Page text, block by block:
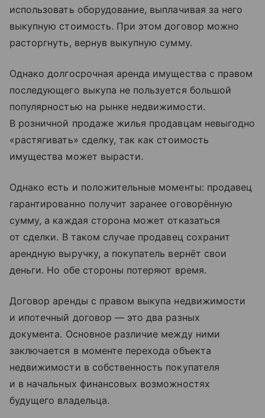
использовать оборудование, выплачивая за него
выкупную стоимость. При этом договор можно
расторгнуть, вернув выкупную сумму.
Однако долгосрочная аренда имущества с правом
последующего выкупа не пользуется большой
популярностью на рынке недвижимости.
В розничной продаже жилья продавцам невыгодно
«растягивать» сделку, так как стоимость
имущества может вырасти.
Однако есть и положительные моменты: продавец
гарантированно получит заранее оговорённую
сумму, а каждая сторона может отказаться
от сделки. В таком случае продавец сохранит
арендную выручку, а покупатель вернёт свои
деньги. Но обе стороны потеряют время.
Договор аренды с правом выкупа недвижимости
и ипотечный договор — это два разных
документа. Основное различие между ними
заключается в моменте перехода объекта
недвижимости в собственность покупателя
и в начальных финансовых возможностях
будущего владельца.